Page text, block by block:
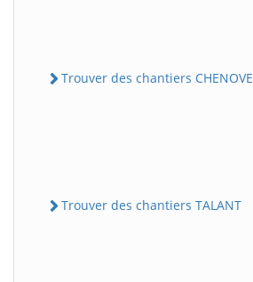
Trouver des chantiers CHENOVE
Trouver des chantiers TALANT